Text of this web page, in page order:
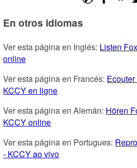
En otros idiomas
Ver esta página en Inglés: Listen
online
Ver esta página en Francés:
KCCY en ligne
Ver esta página en Alemán: Hören
KCCY online
Ver esta página en Portugues:
- KCCY ao vivo